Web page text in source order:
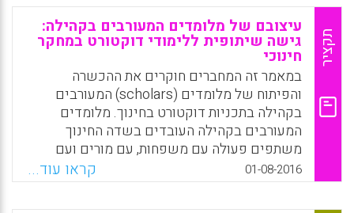
המאמר בוחן את תגובות המורים לתכניות
הממשלה לקבוע רשימת נושאים, אירועים
ואישים שילמדו בסדר כרונולוגי אשר כל
התלמידים יחויבו ללמוד עליהם (Harris, Richard;
Burn, Katharine, 2016).
WhatsApp
Facebook
Email
X
תקציר
עיצובם של מלומדים המעורבים בקהילה:
גישה שיתופית ללימודי דוקטורט במחקר
חינוכי
במאמר זה המחברים חוקרים את ההכשרה
והפיתוח של מלומדים (scholars) המעורבים
בקהילה בתכניות דוקטורט בחינוך. מלומדים
המעורבים בקהילה העובדים בשדה החינוך
משתפים פעולה עם משפחות, עם מורים ועם
קהילות כדי לתמוך במאמציהם בהתייחסות
לאי-שוויון חינוכי, ובתוך כך מציינים דרך חשובה
שבה חוקרים יכולים לקדם צדק חברתי בחינוך
01-08-2016 קראו עוד...